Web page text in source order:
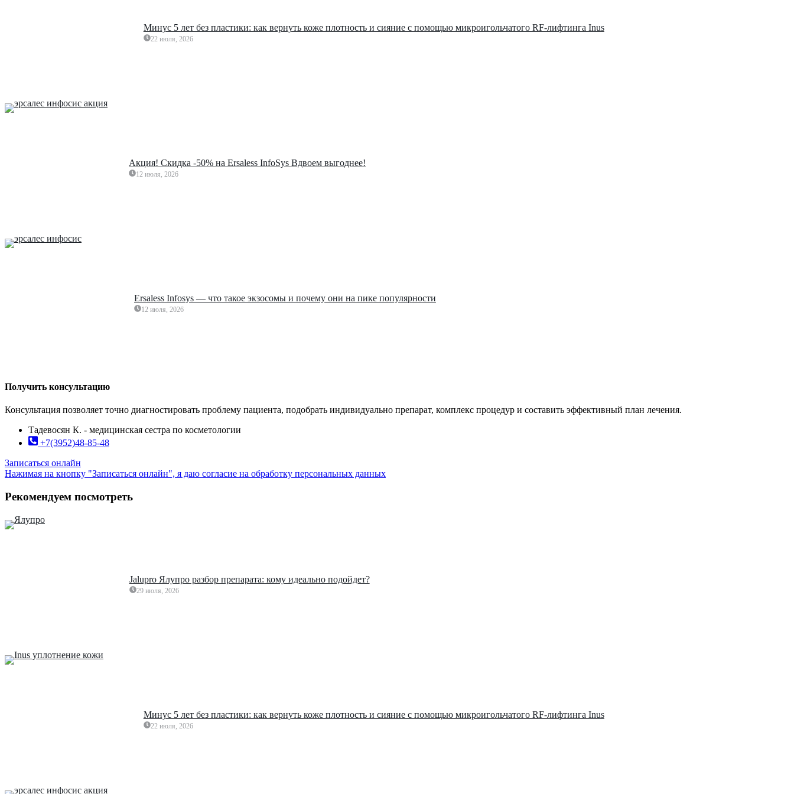
Минус 5 лет без пластики: как вернуть коже плотность и сияние с помощью микроигольчатого RF-лифтинга Inus
22 июля, 2026
Акция! Скидка -50% на Ersaless InfoSys Вдвоем выгоднее!
12 июля, 2026
Ersaless Infosys — что такое экзосомы и почему они на пике популярности
12 июля, 2026
Получить консультацию
Консультация позволяет точно диагностировать проблему пациента, подобрать индивидуально препарат, комплекс процедур и составить эффективный план лечения.
Тадевосян К. - медицинская сестра по косметологии
+7(3952)48-85-48
Записаться онлайн
Нажимая на кнопку "Записаться онлайн", я даю согласие на обработку персональных данных
Рекомендуем посмотреть
Jalupro Ялупро разбор препарата: кому идеально подойдет?
29 июля, 2026
Минус 5 лет без пластики: как вернуть коже плотность и сияние с помощью микроигольчатого RF-лифтинга Inus
22 июля, 2026